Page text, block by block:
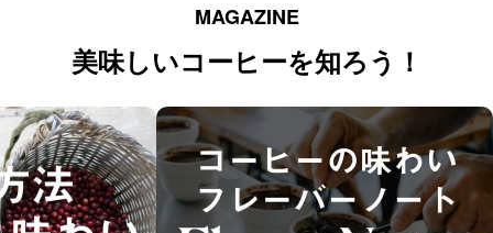
MAGAZINE
美味しいコーヒーを知ろう！